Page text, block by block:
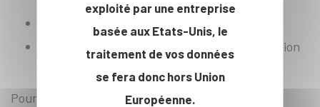
Augmenter le flux d’inventions transférables
Promouvoir et piloter le continuum d’innovation
Pour Eric Labaye, président de l’Institut
exploité par une entreprise
basée aux Etats-Unis, le
traitement de vos données
se fera donc hors Union
Européenne.